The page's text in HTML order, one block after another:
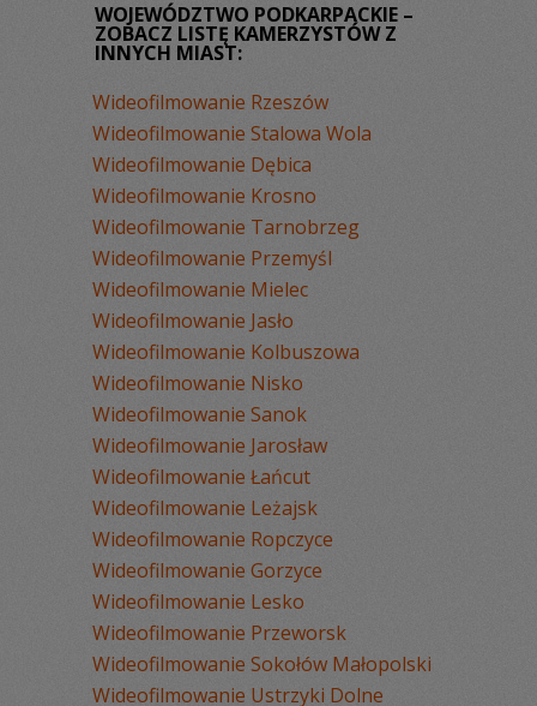
WOJEWÓDZTWO PODKARPACKIE –
ZOBACZ LISTĘ KAMERZYSTÓW Z
INNYCH MIAST:
Wideofilmowanie Rzeszów
Wideofilmowanie Stalowa Wola
Wideofilmowanie Dębica
Wideofilmowanie Krosno
Wideofilmowanie Tarnobrzeg
Wideofilmowanie Przemyśl
Wideofilmowanie Mielec
Wideofilmowanie Jasło
Wideofilmowanie Kolbuszowa
Wideofilmowanie Nisko
Wideofilmowanie Sanok
Wideofilmowanie Jarosław
Wideofilmowanie Łańcut
Wideofilmowanie Leżajsk
Wideofilmowanie Ropczyce
Wideofilmowanie Gorzyce
Wideofilmowanie Lesko
Wideofilmowanie Przeworsk
Wideofilmowanie Sokołów Małopolski
Wideofilmowanie Ustrzyki Dolne